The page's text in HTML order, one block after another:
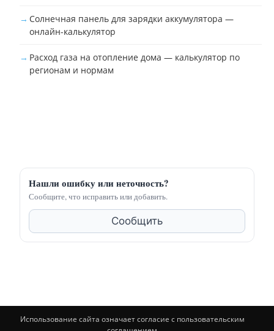
Солнечная панель для зарядки аккумулятора —
онлайн-калькулятор
Расход газа на отопление дома — калькулятор по
регионам и нормам
Нашли ошибку или неточность?
Сообщите, что исправить или добавить.
Сообщить
Использование сайта означает согласие с пользовательским